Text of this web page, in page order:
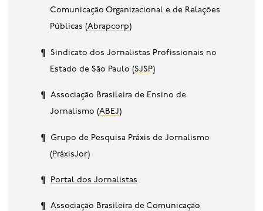
Comunicação Organizacional e de Relações
Públicas (Abrapcorp)
Sindicato dos Jornalistas Profissionais no
Estado de São Paulo (SJSP)
Associação Brasileira de Ensino de
Jornalismo (ABEJ)
Grupo de Pesquisa Práxis de Jornalismo
(PráxisJor)
Portal dos Jornalistas
Associação Brasileira de Comunicação